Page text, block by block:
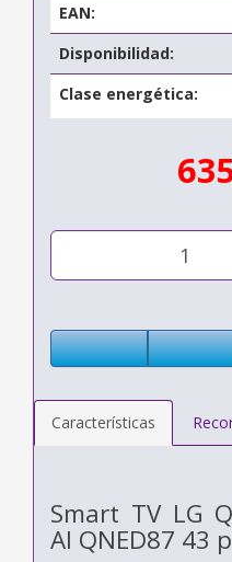
EAN:
Disponibilidad:
Clase energética:
Características
Smart TV LG
AI QNED87 43